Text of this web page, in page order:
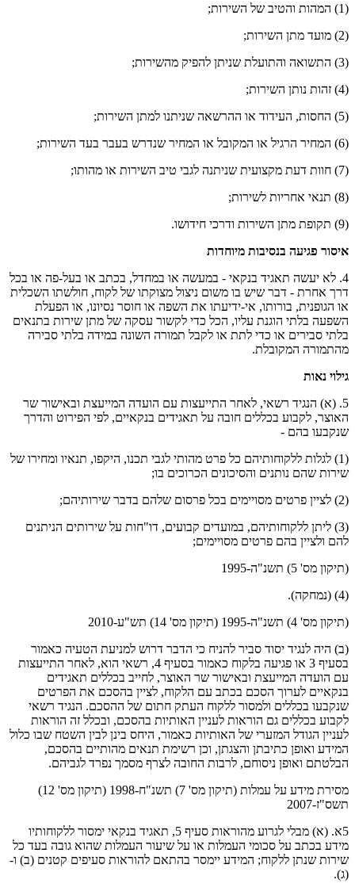
(1) המהות והטיב של השירות;
(2) מועד מתן השירות;
(3) התשואה והתועלת שניתן להפיק מהשירות;
(4) זהות נותן השירות;
(5) החסות, העידוד או ההרשאה שניתנו למתן השירות;
(6) המחיר הרגיל או המקובל או המחיר שנדרש בעבר בעד השירות;
(7) חוות דעת מקצועית שניתנה לגבי טיב השירות או מהותו;
(8) תנאי אחריות לשירות;
(9) תקופת מתן השירות ודרכי חידושו.
איסור פגיעה בנסיבות מיוחדות
4. לא יעשה תאגיד בנקאי - במעשה או במחדל, בכתב או בעל-פה או בכל
דרך אחרת - דבר שיש בו משום ניצול מצוקתו של לקוח, חולשתו השכלית
או הגופנית, בורותו, אי-ידיעתו את השפה או חוסר נסיונו, או הפעלת
השפעה בלתי הוגנת עליו, הכל כדי לקשור עסקה של מתן שירות בתנאים
בלתי סבירים או כדי לתת או לקבל תמורה השונה במידה בלתי סבירה
מהתמורה המקובלת.
גילוי נאות
5. (א) הנגיד רשאי, לאחר התייעצות עם הועדה המייעצת ובאישור שר
האוצר, לקבוע בכללים חובה על תאגידים בנקאיים, לפי הפירוט והדרך
שנקבעו בהם -
(1) לגלות ללקוחותיהם כל פרט מהותי לגבי תכנו, היקפו, תנאיו ומחירו של
שירות שהם נותנים והסיכונים הכרוכים בו;
(2) לציין פרטים מסויימים בכל פרסום שלהם בדבר שירותיהם;
(3) ליתן ללקוחותיהם, במועדים קבועים, דו"חות על שירותים הניתנים
להם ולציין בהם פרטים מסויימים;
(תיקון מס' 5) תשנ"ה-1995
(4) (נמחקה).
(תיקון מס' 4) תשנ"ה-1995 (תיקון מס' 14) תש"ע-2010
(ב) היה לנגיד יסוד סביר להניח כי הדבר דרוש למניעת הטעיה כאמור
בסעיף 3 או פגיעה בלקוח כאמור בסעיף 4, רשאי הוא, לאחר התייעצות
עם הועדה המייעצת ובאישור שר האוצר, לחייב בכללים תאגידים
בנקאיים לערוך הסכם בכתב עם הלקוח, לציין בהסכם את הפרטים
שנקבעו בכללים ולמסור ללקוח העתק חתום של ההסכם. הנגיד רשאי
לקבוע בכללים גם הוראות לעניין האותיות בהסכם, ובכלל זה הוראות
לעניין הגודל המזערי של האותיות כאמור, היחס בינן לבין השטח שבו כלול
המידע ואופן כתיבתן והצגתן, וכן רשימת תנאים מהותיים בהסכם,
הבלטתם ואופן ניסוחם, לרבות החובה לצרף מסמך נפרד לגביהם.
מסירת מידע על עמלות (תיקון מס' 7) תשנ"ח-1998 (תיקון מס' 12)
תשס"ז-2007
5א. (א) מבלי לגרוע מהוראות סעיף 5, תאגיד בנקאי ימסור ללקוחותיו
מידע בכתב על סכומי העמלות או על שיעור העמלות שהוא גובה בעד כל
שירות שנתן ללקוח; המידע יימסר בהתאם להוראות סעיפים קטנים (ב) ו-
(ג).